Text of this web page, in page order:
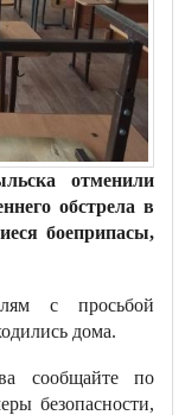
отменили
обстрела в
боеприпасы,
с просьбой
дома.
сообщайте по
безопасности,